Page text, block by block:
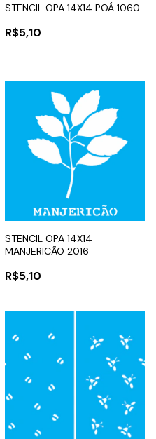
STENCIL OPA 14X14 POÁ 1060
R$5,10
STENCIL OPA 14X14
MANJERICÃO 2016
R$5,10